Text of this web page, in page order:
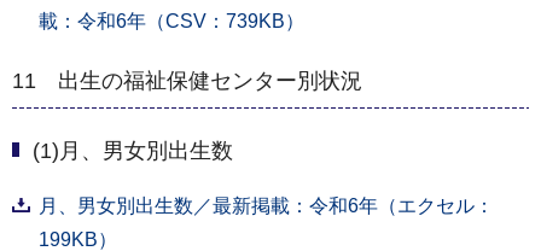
載：令和6年（CSV：739KB）
11 出生の福祉保健センター別状況
(1)月、男女別出生数
月、男女別出生数／最新掲載：令和6年（エクセル：
199KB）